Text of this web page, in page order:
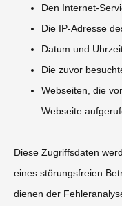
Den Internet-
Die IP-Adresse
Datum und
Die zuvor
Webseiten, die
Webseite
Diese Zugriffsdaten
eines störungsfreien
dienen der